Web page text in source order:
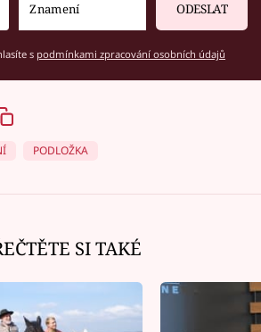
ODESLAT
s podmínkami zpracování osobních údajů
PODLOŽKA
SI TAKÉ